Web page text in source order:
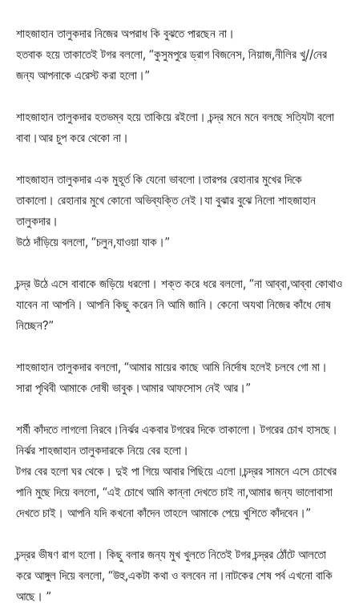
শাহজাহান তালুকদার নিজের অপরাধ কি বুঝতে পারছেন না।
হতবাক হয়ে তাকাতেই টগর বললো, “কুসুমপুরে ড্রাগ বিজনেস, নিয়াজ,নীলির খু//নের
জন্য আপনাকে এরেস্ট করা হলো।”
শাহজাহান তালুকদার হতভম্ব হয়ে তাকিয়ে রইলো। চন্দ্র মনে মনে বলছে সত্যিটা বলো
বাবা।আর চুপ করে থেকো না।
শাহজাহান তালুকদার এক মুহূর্ত কি যেনো ভাবলো।তারপর রেহানার মুখের দিকে
তাকালো। রেহানার মুখে কোনো অভিব্যক্তি নেই।যা বুঝার বুঝে নিলো শাহজাহান
তালুকদার।
উঠে দাঁড়িয়ে বললো, “চলুন,যাওয়া যাক।”
চন্দ্র উঠে এসে বাবাকে জড়িয়ে ধরলো। শক্ত করে ধরে বললো, “না আব্বা,আব্বা কোথাও
যাবেন না আপনি। আপনি কিছু করেন নি আমি জানি। কেনো অযথা নিজের কাঁধে দোষ
নিচ্ছেন?”
শাহজাহান তালুকদার বললো, “আমার মায়ের কাছে আমি নির্দোষ হলেই চলবে গো মা।
সারা পৃথিবী আমাকে দোষী ভাবুক।আমার আফসোস নেই আর।”
শর্মী কাঁদতে লাগলো নিরবে।নির্ঝর একবার টগরের দিকে তাকালো। টগরের চোখ হাসছে।
নির্ঝর শাহজাহান তালুকদারকে নিয়ে বের হলো।
টগর বের হলো ঘর থেকে। দুই পা গিয়ে আবার পিছিয়ে এলো।চন্দ্রর সামনে এসে চোখের
পানি মুছে দিয়ে বললো, “এই চোখে আমি কান্না দেখতে চাই না,আমার জন্য ভালোবাসা
দেখতে চাই। আপনি যদি কখনো কাঁদেন তাহলে আমাকে পেয়ে খুশিতে কাঁদবেন।”
চন্দ্রর ভীষণ রাগ হলো। কিছু বলার জন্য মুখ খুলতে নিতেই টগর চন্দ্রর ঠোঁটে আলতো
করে আঙ্গুল দিয়ে বললো, “উহু,একটা কথা ও বলবেন না।নাটকের শেষ পর্ব এখনো বাকি
আছে। ”